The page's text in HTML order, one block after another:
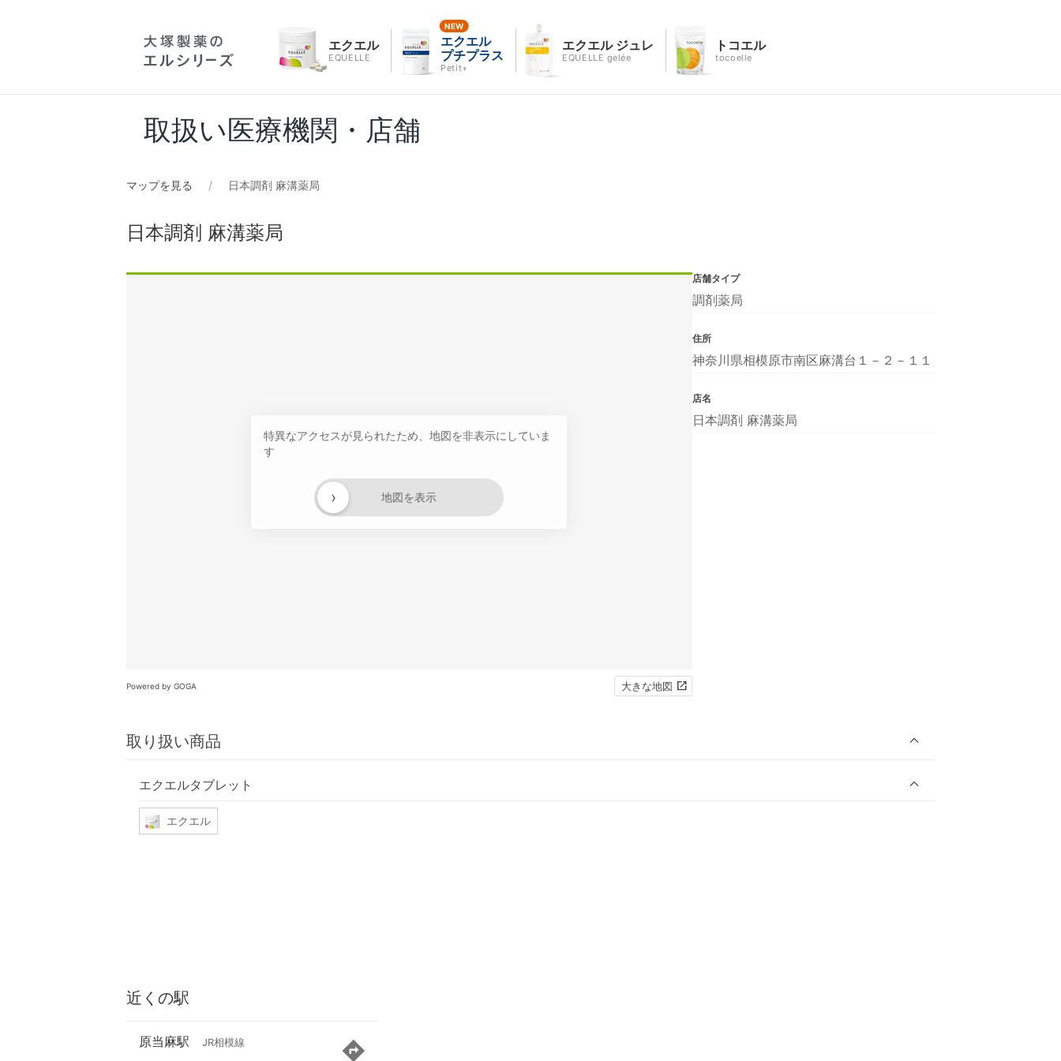
エクエル
EQUELLE
エクエル
プチプラス
Petit+
エクエル ジュレ
EQUELLE gelée
トコエル
tocoelle
取扱い医療機関・店舗
マップを見る 日本調剤 麻溝薬局
日本調剤 麻溝薬局
特異なアクセスが見られたため、地図を非表示にしていま
す
地図を表示
›
Powered by GOGA 大きな地図
取り扱い商品
エクエルタブレット
エクエル
店舗タイプ
調剤薬局
住所
神奈川県相模原市南区麻溝台１－２－１１
店名
日本調剤 麻溝薬局
近くの駅
原当麻駅 JR相模線